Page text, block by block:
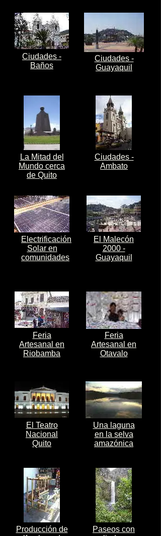
Ciudades -
Ambato
Ciudades -
Baños
Ciudades -
Guayaquil
El Malecón
2000 -
Guayaquil
Producción de
Paseos con
La Mitad del
Mundo cerca
de Quito
Una laguna
en la selva
amazónica
El Teatro
Nacional
Quito
Feria
Artesanal en
Riobamba
Feria
Artesanal en
Otavalo
Electrificación
Solar en
comunidades